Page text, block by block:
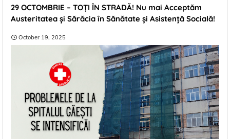
29 OCTOMBRIE – TOȚI ÎN STRADĂ! Nu mai Acceptăm
Austeritatea și Sărăcia în Sănătate și Asistență Socială!
October 19, 2025